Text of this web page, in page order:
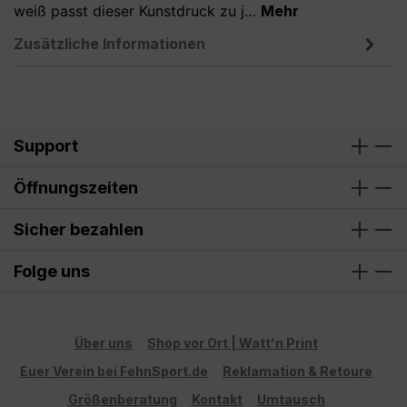
weiß passt dieser Kunstdruck zu j… Mehr
Zusätzliche Informationen
Support
Öffnungszeiten
Sicher bezahlen
Folge uns
Über uns
Shop vor Ort | Watt'n Print
Euer Verein bei FehnSport.de
Reklamation & Retoure
Größenberatung
Kontakt Umtausch